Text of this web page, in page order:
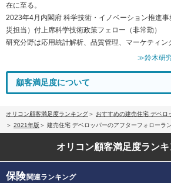
在に至る。
2023年4月内閣府 科学技術・イノベーション推進
災担当）付上席科学技術政策フェロー（非常勤）
研究分野は応用統計解析、品質管理、マーケティン
≫鈴木研
顧客満足度について
オリコン顧客満足度ランキング
おすすめの建売住宅 デベロ
2021年版
建売住宅 デベロッパーのアフターフォローラ
オリコン顧客満足度ラン
保険関連ランキング